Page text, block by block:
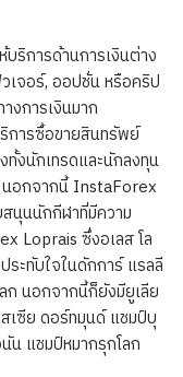
ริการด้านการเงินต่าง
เจอร์, ออปชั่น หรือคริป
งการเงินมาก
การซื้อขายสินทรัพย์
งนักเทรดและนักลงทุน
นอกจากนี้ InstaForex
นุนนักกีฬาที่มีความ
Loprais ซึ่งอเลส โล
ระทับใจในดักการ์ แรลลี
ก นอกจากนี้ก็ยังมียูเลีย
เซีย ดอร์ทมุนด์ แชมป์บุ
น แชมป์หมากรุกโลก